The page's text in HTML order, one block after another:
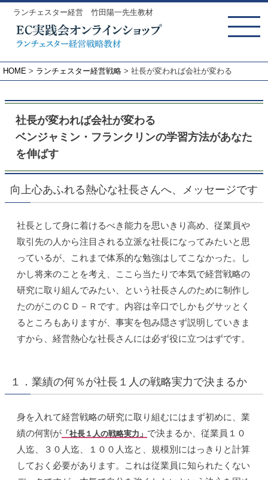
ランチェスター経営 竹田陽一先生教材
HOME ランチェスター経営戦略 社長が変われば会社が変わる
社長が変われば会社が変わる
ベンジャミン・フランクリンの学習方法があなた
を伸ばす
向上心あふれる熱心な社長さんへ、メッセージです
社長として身に着けるべき能力を思いきり高め、従業員や
取引先の人から注目される立派な社長になってみたいと思
っているが、これまで体系的な勉強はしてこなかった。し
かし将来のことを考え、ここら当たりで本気で経営戦略の
研究に取り組んでみたい、という社長さんのために制作し
たのがこのＣＤ－Ｒです。内容は辛口でしかもグサッとく
るところもありますが、事実を包み隠さず説明していきま
すから、経営熱心な社長さんには必ず役に立つはずです。
１．業績の何％が社長１人の戦略実力で決まるか
身を入れて経営戦略の研究に取り組むにはまず初めに、業
績の何割が 「社長１人の戦略実力」 で決まるか、従業員１０
人迄、３０人迄、１００人迄と、規模別にはっきりと計算
しておく必要があります。これは従業員に知られたくない